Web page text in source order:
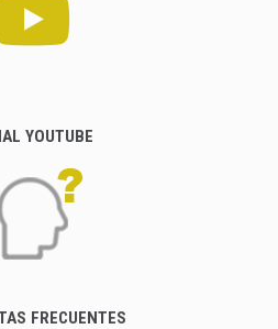
YOUTUBE
FRECUENTES